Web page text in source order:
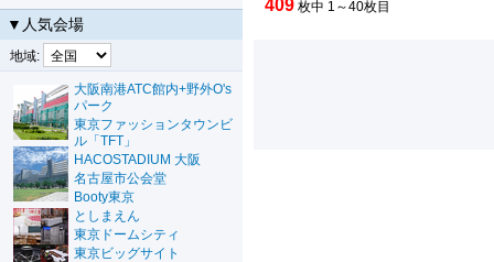
▼人気会場
地域:
大阪南港ATC館内+野外O's
パーク
東京ファッションタウンビ
ル「TFT」
HACOSTADIUM 大阪
名古屋市公会堂
Booty東京
としまえん
東京ドームシティ
東京ビッグサイト
409 枚中 1～40枚目